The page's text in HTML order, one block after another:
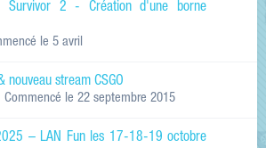
Survivor 2 - Création d'une borne
le 5 avril
nouveau stream CSGO
Commencé le 22 septembre 2015
– LAN Fun les 17-18-19 octobre